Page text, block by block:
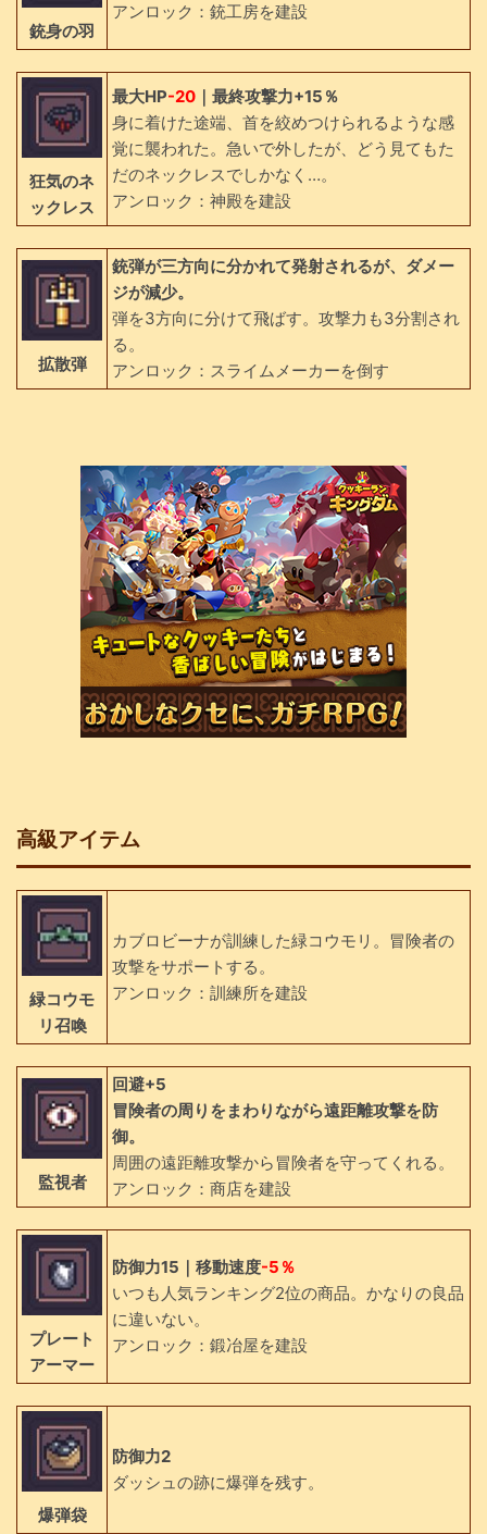
銃身の羽
アンロック：銃工房を建設
狂気のネ
ックレス
最大HP-20 ｜最終攻撃力+15％
身に着けた途端、首を絞めつけられるような感
覚に襲われた。急いで外したが、どう見てもた
だのネックレスでしかなく…。
アンロック：神殿を建設
拡散弾
銃弾が三方向に分かれて発射されるが、ダメー
ジが減少。
弾を3方向に分けて飛ばす。攻撃力も3分割され
る。
アンロック：スライムメーカーを倒す
高級アイテム
緑コウモ
リ召喚
カブロビーナが訓練した緑コウモリ。冒険者の
攻撃をサポートする。
アンロック：訓練所を建設
監視者
回避+5
冒険者の周りをまわりながら遠距離攻撃を防
御。
周囲の遠距離攻撃から冒険者を守ってくれる。
アンロック：商店を建設
プレート
アーマー
防御力15｜移動速度-5％
いつも人気ランキング2位の商品。かなりの良品
に違いない。
アンロック：鍛冶屋を建設
爆弾袋
防御力2
ダッシュの跡に爆弾を残す。